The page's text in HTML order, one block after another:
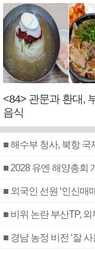
<84> 관문과 환대,
음식
■ 해수부 청사, 북항
■ 2028 유엔 해양총회
■ 외국인 선원 ‘인신매
■ 비위 논란 부산TP,
■ 경남 농정 비전 ‘잘